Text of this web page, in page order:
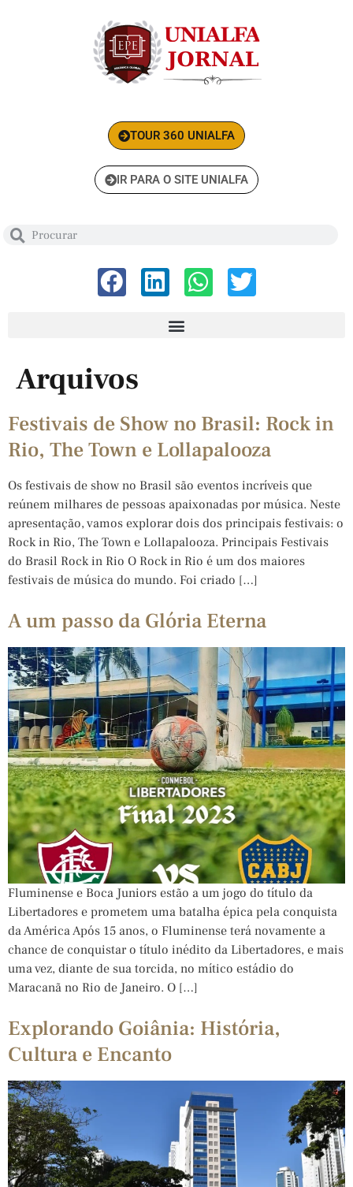
TOUR 360 UNIALFA
IR PARA O SITE UNIALFA
Arquivos
Festivais de Show no Brasil: Rock in
Rio, The Town e Lollapalooza
Os festivais de show no Brasil são eventos incríveis que
reúnem milhares de pessoas apaixonadas por música. Neste
apresentação, vamos explorar dois dos principais festivais: o
Rock in Rio, The Town e Lollapalooza. Principais Festivais
do Brasil Rock in Rio O Rock in Rio é um dos maiores
festivais de música do mundo. Foi criado […]
A um passo da Glória Eterna
Fluminense e Boca Juniors estão a um jogo do título da
Libertadores e prometem uma batalha épica pela conquista
da América Após 15 anos, o Fluminense terá novamente a
chance de conquistar o título inédito da Libertadores, e mais
uma vez, diante de sua torcida, no mítico estádio do
Maracanã no Rio de Janeiro. O […]
Explorando Goiânia: História,
Cultura e Encanto